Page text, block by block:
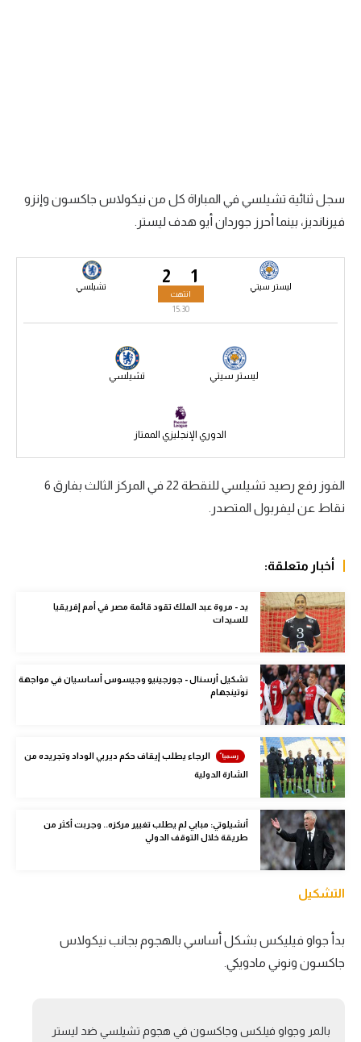
الدوري الإنجليزي
دوري أبطال أوروبا
كرة يد
كرة طائرة
في المونديال
رياضة نسائية
آسيا
أمريكا
ركن الألعاب
أقسام خاصة
Gamers
ميركاتو
تحقيق في الجول
حكايات في الجول
سجل ثنائية تشيلسي في المباراة كل من نيكولاس جاكسون وإنزو
فيرنانديز، بينما أحرز جوردان أيو هدف ليستر.
1 ليستر سيتي 2 تشيلسي
انتهت
15:30
ليستر سيتي تشيلسي
الدوري الإنجليزي الممتاز
الفوز رفع رصيد تشيلسي للنقطة 22 في المركز الثالث بفارق 6
نقاط عن ليفربول المتصدر.
أخبار متعلقة:
يد - مروة عبد الملك تقود قائمة مصر في أمم إفريقيا
للسيدات
تشكيل أرسنال - جورجينيو وجيسوس أساسيان في مواجهة
نوتينجهام
الرجاء يطلب إيقاف حكم ديربي الوداد وتجريده من
الشارة الدولية
أنشيلوتي: مبابي لم يطلب تغيير مركزه.. وجربت أكثر من
طريقة خلال التوقف الدولي
التشكيل
بدأ جواو فيليكس بشكل أساسي بالهجوم بجانب نيكولاس
جاكسون ونوني مادويكي.
بالمر وجواو فيلكس وجاكسون في هجوم تشيلسي ضد ليستر